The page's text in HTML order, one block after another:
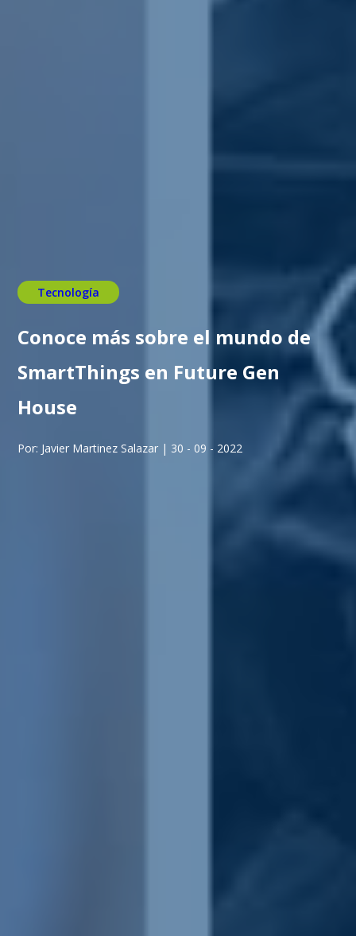
Tecnología
Conoce más sobre el mundo de
SmartThings en Future Gen
House
Por: Javier Martinez Salazar | 30 - 09 - 2022